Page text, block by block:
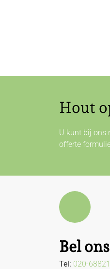
Hout
U kunt bij ons
offerte
Bel ons
Tel: 020-